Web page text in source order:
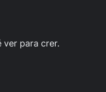
ver para crer.